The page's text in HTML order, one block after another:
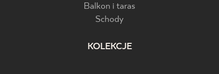
Balkon i taras
Schody
KOLEKCJE